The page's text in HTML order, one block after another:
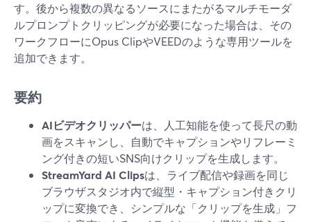
す。後から複数の異なるソースにまたがるマルチモーダ
ルプロンプトクリッピングが必要になった場合は、その
ワークフローにOpus ClipやVEEDのような専用ツールを
追加できます。
要約
AIビデオクリッパーは、人工知能を使って長尺の動
画をスキャンし、自動でキャプションやリフレーミ
ング付きの短いSNS向けクリップを生成します。
StreamYard AI Clipsは、ライブ配信や録画を同じ
ブラウザスタジオ内で縦型・キャプション付きクリ
ップに変換でき、シンプルな「クリップを生成」フ